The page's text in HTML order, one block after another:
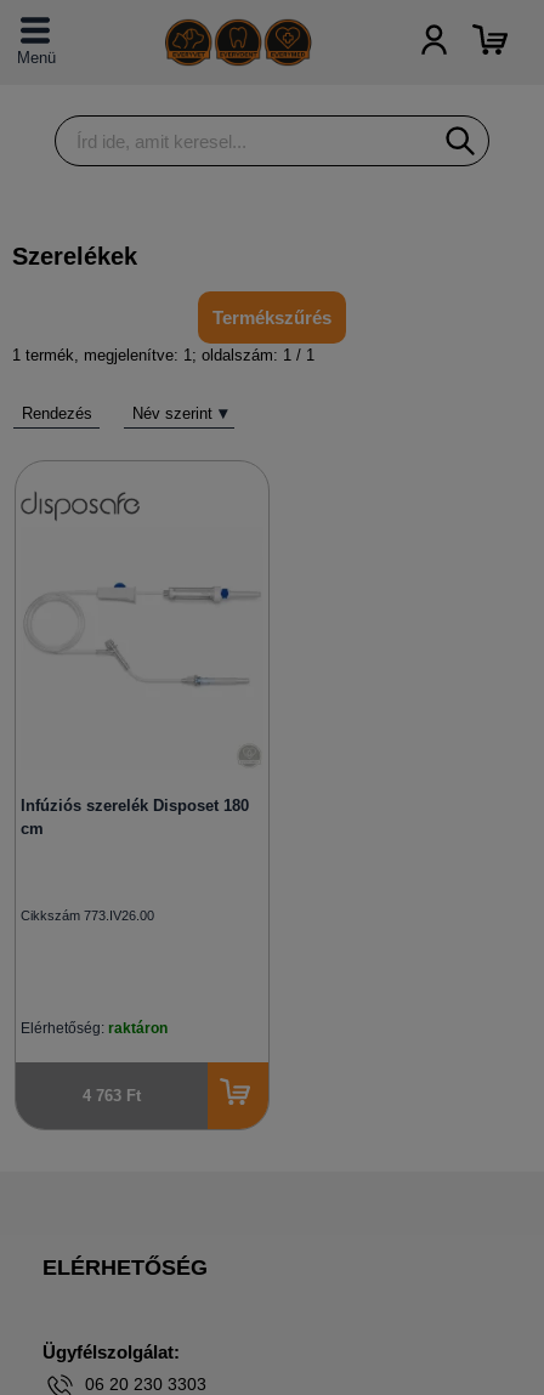
Menü
Szerelékek
Termékszűrés
1 termék, megjelenítve: 1; oldalszám: 1 / 1
Rendezés Név szerint
Infúziós szerelék Disposet 180
cm
Cikkszám 773.IV26.00
Elérhetőség: raktáron
4 763 Ft
ELÉRHETŐSÉG
Ügyfélszolgálat:
06 20 230 3303